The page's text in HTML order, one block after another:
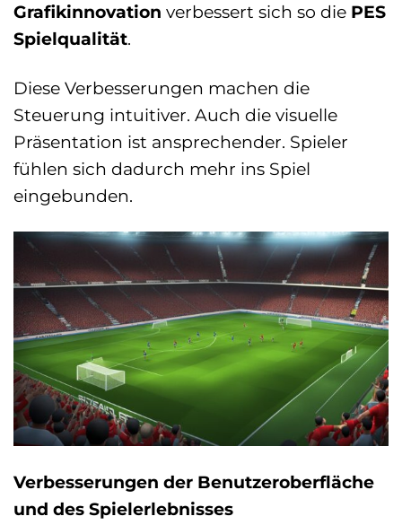
Grafikinnovation verbessert sich so die PES
Spielqualität.
Diese Verbesserungen machen die
Steuerung intuitiver. Auch die visuelle
Präsentation ist ansprechender. Spieler
fühlen sich dadurch mehr ins Spiel
eingebunden.
Verbesserungen der Benutzeroberfläche
und des Spielerlebnisses